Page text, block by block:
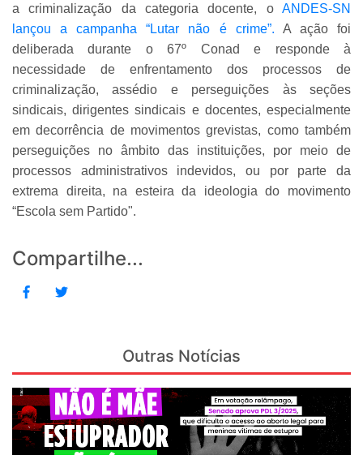
a criminalização da categoria docente, o ANDES-SN
lançou a campanha “Lutar não é crime”. A ação foi
deliberada durante o 67º Conad e responde à
necessidade de enfrentamento dos processos de
criminalização, assédio e perseguições às seções
sindicais, dirigentes sindicais e docentes, especialmente
em decorrência de movimentos grevistas, como também
perseguições no âmbito das instituições, por meio de
processos administrativos indevidos, ou por parte da
extrema direita, na esteira da ideologia do movimento
“Escola sem Partido".
Compartilhe...
Outras Notícias